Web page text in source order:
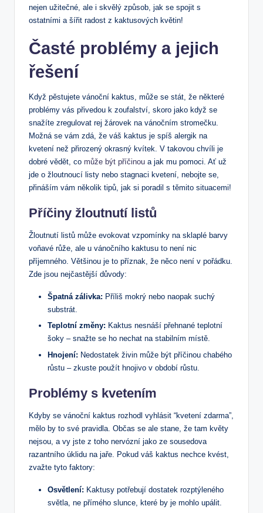
nejen‌ užitečné, ale i‍ skvělý ⁤způsob, jak se⁤ spojit s
‍ostatními a šířit radost z⁣ kaktusových květin!
Časté⁤ problémy a jejich
řešení
Když pěstujete vánoční kaktus, může se stát, že⁤ některé
problémy vás přivedou k zoufalství, skoro⁤ jako když se
snažíte zregulovat rej​ žárovek ⁣na vánočním stromečku.
Možná se ‍vám zdá, že váš ‍kaktus⁣ je spíš alergik na⁢
kvetení než​ přirozený okrasný kvítek. V takovou chvíli je
dobré vědět,⁤ co může být příčinou a jak mu pomoci. Ať už
jde‍ o žloutnoucí listy nebo stagnaci kvetení, nebojte se,
přináším vám několik tipů, jak si poradil s těmito ⁢situacemi!
Příčiny žloutnutí⁣ listů
Žloutnutí listů může evokovat vzpomínky na sklaplé barvy
voňavé‌ růže, ale u vánočního kaktusu to není ⁢nic
příjemného. Většinou je to příznak, ‌že něco není v ‌pořádku.
Zde jsou nejčastější důvody:
Špatná zálivka: Příliš mokrý ⁤nebo naopak suchý
substrát.
Teplotní změny: Kaktus nesnáší přehnané teplotní
šoky – snažte ‌se ho nechat na stabilním místě.
Hnojení: Nedostatek živin může být⁣ příčinou chabého
růstu – zkuste ⁣použít hnojivo v ‌období růstu.
Problémy s kvetením
Kdyby se vánoční‌ kaktus rozhodl‍ vyhlásit “kvetení zdarma”,
mělo by to ⁣své pravidla. Občas se ale ​stane, že tam květy
nejsou, a​ vy jste z toho nervózní jako⁢ ze sousedova
razantního úklidu na jaře. Pokud váš kaktus​ nechce ‍kvést,
zvažte tyto faktory:
Osvětlení: Kaktusy ⁣potřebují dostatek rozptýleného
světla, ⁢ne přímého slunce, ⁣které by je mohlo‌ upálit.